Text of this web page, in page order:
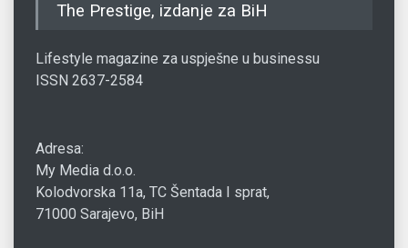
The Prestige, izdanje za BiH
Lifestyle magazine za uspješne u businessu
ISSN 2637-2584
Adresa:
My Media d.o.o.
Kolodvorska 11a, TC Šentada I sprat,
71000 Sarajevo, BiH